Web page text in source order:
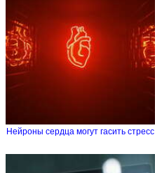
Нейроны сердца могут гасить стресс